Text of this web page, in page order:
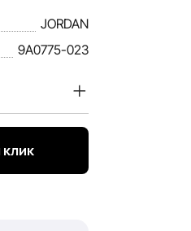
JORDAN
9A0775-023
актуальной.